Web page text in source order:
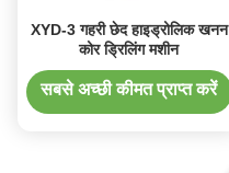
XYD-3 गहरी छेद हाइड्रोलिक खनन
कोर ड्रिलिंग मशीन
सबसे अच्छी कीमत प्राप्त करें